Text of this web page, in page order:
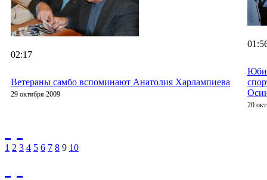
02:17
Ветераны самбо вспоминают Анатолия Харлампиева
29 октября 2009
20
1 2 3 4 5 6 7 8 9 10